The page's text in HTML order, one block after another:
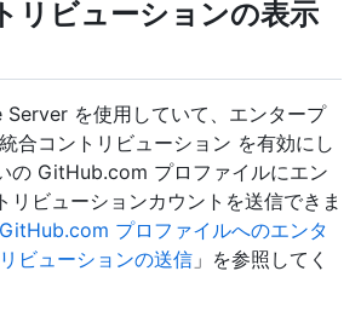
リビューションの表示
を使用していて、エンタープ
合コントリビューション を有効にし
の GitHub.com プロファイルにエン
リビューションカウントを送信できま
GitHub.com プロファイルへのエンタ
ビューションの送信 」を参照してく